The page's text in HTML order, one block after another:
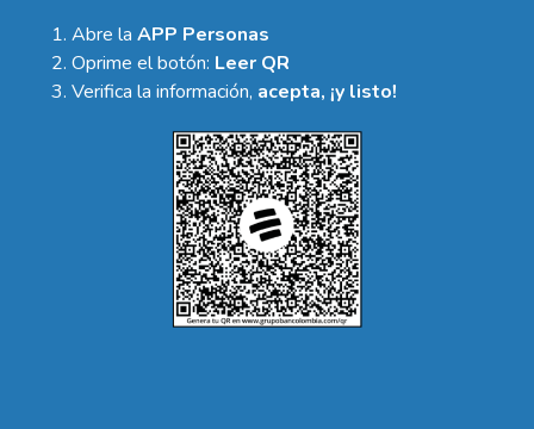
Abre la APP Personas
Oprime el botón: Leer QR
Verifica la información, acepta, ¡y listo!